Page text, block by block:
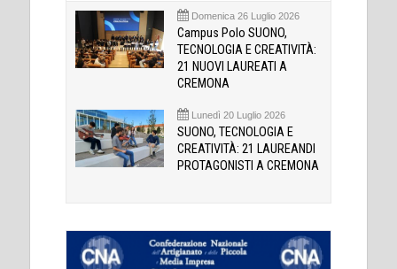
Domenica 26 Luglio 2026
Campus Polo SUONO,
TECNOLOGIA E CREATIVITÀ:
21 NUOVI LAUREATI A
CREMONA
Lunedì 20 Luglio 2026
SUONO, TECNOLOGIA E
CREATIVITÀ: 21 LAUREANDI
PROTAGONISTI A CREMONA